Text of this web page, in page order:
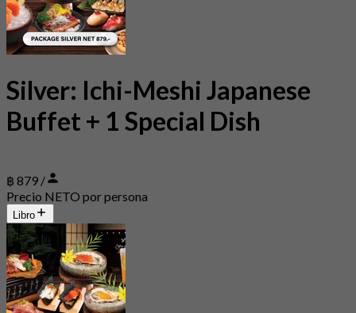
Silver: Ichi-Meshi Japanese
Buffet + 1 Special Dish
฿ 879 /
Precio NETO por persona
Libro